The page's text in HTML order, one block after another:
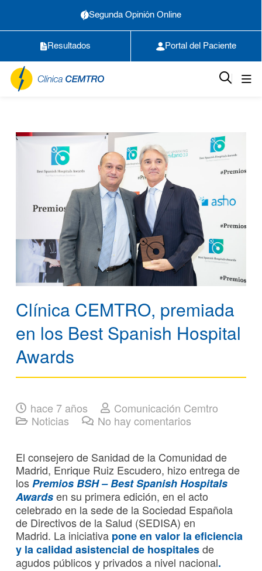
Segunda Opinión Online
Resultados Portal del Paciente
Clínica CEMTRO, premiada
en los Best Spanish Hospital
Awards
hace 7 años
Comunicación Cemtro
Noticias
No hay comentarios
El consejero de Sanidad de la Comunidad de
Madrid, Enrique Ruiz Escudero, hizo entrega de
losPremios BSH – Best Spanish Hospitals
Awardsen su primera edición, en el acto
celebrado en la sede de la Sociedad Española
de Directivos de la Salud (SEDISA) en
Madrid. La iniciativa pone en valor la eficiencia
y la calidad asistencial de hospitalesde
agudos públicos y privados a nivel nacional.